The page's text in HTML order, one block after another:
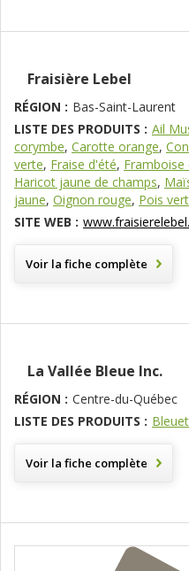
Fraisière Lebel
RÉGION : Bas-Saint-Laurent
LISTE DES PRODUITS : Ail
corymbe, Carotte orange,
verte, Fraise d'été,
Haricot jaune de champs,
jaune, Oignon rouge, Pois vert
SITE WEB :
Voir la fiche complète
la Vallée Bleue Inc.
RÉGION : Centre-du-Québec
LISTE DES PRODUITS :
Voir la fiche complète